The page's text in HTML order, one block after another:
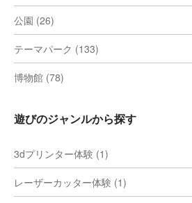
公園 (26)
テーマパーク (133)
博物館 (78)
遊びのジャンルから探す
3dプリンター体験 (1)
レーザーカッター体験 (1)